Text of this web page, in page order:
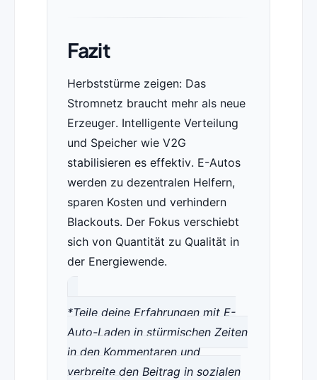
Fazit
Herbststürme zeigen: Das
Stromnetz braucht mehr als neue
Erzeuger. Intelligente Verteilung
und Speicher wie V2G
stabilisieren es effektiv. E-Autos
werden zu dezentralen Helfern,
sparen Kosten und verhindern
Blackouts. Der Fokus verschiebt
sich von Quantität zu Qualität in
der Energiewende.
*Teile deine Erfahrungen mit E-
Auto-Laden in stürmischen Zeiten
in den Kommentaren und
verbreite den Beitrag in sozialen